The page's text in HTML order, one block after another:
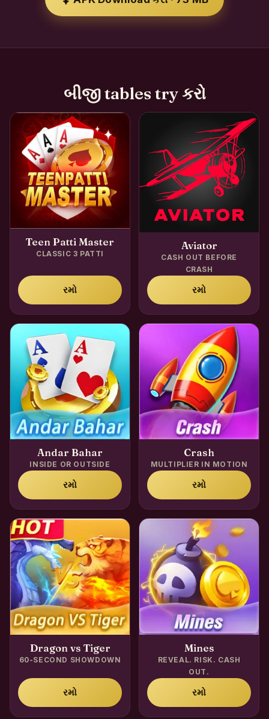
બીજી tables try કરો
Teen Patti Master
CLASSIC 3 PATTI
રમો
Aviator
CASH OUT BEFORE
CRASH
રમો
Andar Bahar
INSIDE OR OUTSIDE
રમો
Crash
MULTIPLIER IN MOTION
રમો
Dragon vs Tiger
60-SECOND SHOWDOWN
રમો
Mines
REVEAL. RISK. CASH
OUT.
રમો